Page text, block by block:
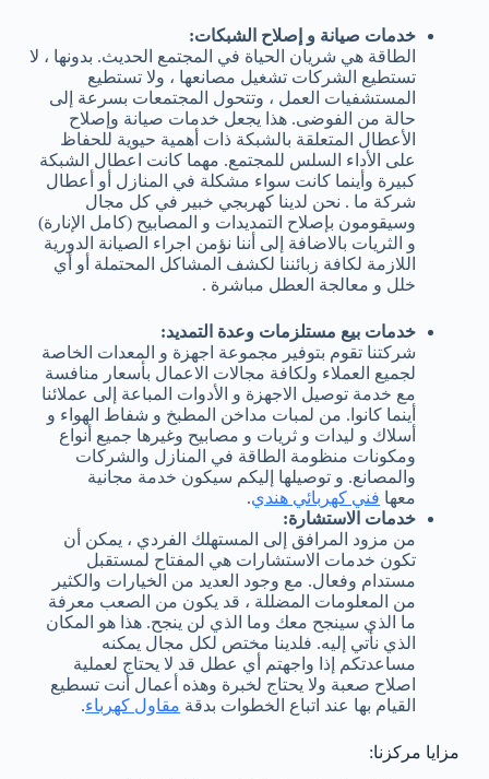
خدمات صيانة و إصلاح الشبكات:
الطاقة هي شريان الحياة في المجتمع الحديث. بدونها ، لا
تستطيع الشركات تشغيل مصانعها ، ولا تستطيع
المستشفيات العمل ، وتتحول المجتمعات بسرعة إلى
حالة من الفوضى. هذا يجعل خدمات صيانة وإصلاح
الأعطال المتعلقة بالشبكة ذات أهمية حيوية للحفاظ
على الأداء السلس للمجتمع. مهما كانت اعطال الشبكة
كبيرة وأينما كانت سواء مشكلة في المنازل أو أعطال
شركة ما . نحن لدينا كهربجي خبير في كل مجال
وسيقومون بإصلاح التمديدات و المصابيح (كامل الإنارة)
و الثريات بالاضافة إلى أننا نؤمن اجراء الصيانة الدورية
اللازمة لكافة زبائننا لكشف المشاكل المحتملة أو أي
خلل و معالجة العطل مباشرة .
خدمات بيع مستلزمات وعدة التمديد:
شركتنا تقوم بتوفير مجموعة اجهزة و المعدات الخاصة
لجميع العملاء ولكافة مجالات الاعمال بأسعار منافسة
مع خدمة توصيل الاجهزة و الأدوات المباعة إلى عملائنا
أينما كانوا. من لمبات مداخن المطبخ و شفاط الهواء و
أسلاك و ليدات و ثريات و مصابيح وغيرها جميع أنواع
ومكونات منظومة الطاقة في المنازل والشركات
والمصانع. و توصيلها إليكم سيكون خدمة مجانية
معها فني كهربائي هندي.
خدمات الاستشارة:
من مزود المرافق إلى المستهلك الفردي ، يمكن أن
تكون خدمات الاستشارات هي المفتاح لمستقبل
مستدام وفعال. مع وجود العديد من الخيارات والكثير
من المعلومات المضللة ، قد يكون من الصعب معرفة
ما الذي سينجح معك وما الذي لن ينجح. هذا هو المكان
الذي نأتي إليه. فلدينا مختص لكل مجال يمكنه
مساعدتكم إذا واجهتم أي عطل قد لا يحتاج لعملية
اصلاح صعبة ولا يحتاج لخبرة وهذه أعمال أنت تسطيع
القيام بها عند اتباع الخطوات بدقة مقاول كهرباء.
مزايا مركزنا: